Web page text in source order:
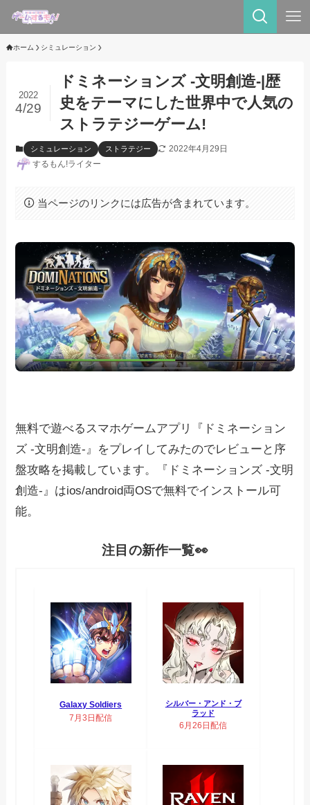
ホーム シミュレーション
ドミネーションズ -文明創造-|歴
史をテーマにした世界中で人気の
ストラテジーゲーム!
2022
4/29
シミュレーション ストラテジー
2022年4月29日
するもん!ライター
当ページのリンクには広告が含まれています。
無料で遊べるスマホゲームアプリ『ドミネーション
ズ -文明創造-』をプレイしてみたのでレビューと序
盤攻略を掲載しています。『ドミネーションズ -文明
創造-』はios/android両OSで無料でインストール可
能。
注目の新作一覧👀
Galaxy Soldiers
7月3日配信
シルバー・アンド・ブ
ラッド
6月26日配信